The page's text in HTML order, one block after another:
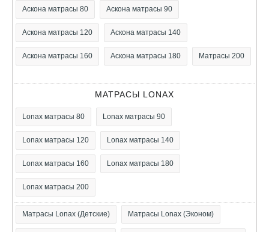
Аскона матрасы 80 Аскона матрасы 90
Аскона матрасы 120 Аскона матрасы 140
Аскона матрасы 160 Аскона матрасы 180 Матрасы 200
МАТРАСЫ LONAX
Lonax матрасы 80 Lonax матрасы 90
Lonax матрасы 120 Lonax матрасы 140
Lonax матрасы 160 Lonax матрасы 180
Lonax матрасы 200
Матрасы Lonax (Детские) Матрасы Lonax (Эконом)